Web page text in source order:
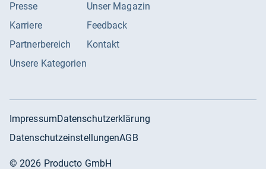
Presse
Karriere
Partnerbereich
Unsere Kategorien
Unser Magazin
Feedback
Kontakt
ImpressumDatenschutzerklärung
DatenschutzeinstellungenAGB
©2026 Producto GmbH